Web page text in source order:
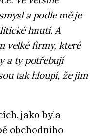
a podle mě je
hnutí. A
velké firmy, které
a ty potřebují
tak hloupí, že jim
jako byla
obchodního